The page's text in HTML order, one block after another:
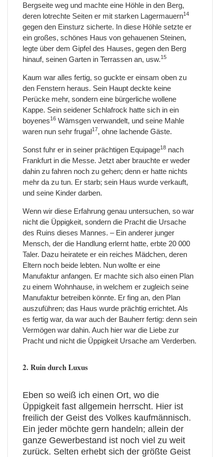
Bergseite weg und machte eine Höhle in den Berg,
deren lotrechte Seiten er mit starken Lagermauern14
gegen den Einsturz sicherte. In diese Höhle setzte er
ein großes, schönes Haus von gehauenen Steinen,
legte über dem Gipfel des Hauses, gegen den Berg
hinauf, seinen Garten in Terrassen an, usw.15
Kaum war alles fertig, so guckte er einsam oben zu
den Fenstern heraus. Sein Haupt deckte keine
Perücke mehr, sondern eine bürgerliche wollene
Kappe. Sein seidener Schlafrock hatte sich in ein
boyenes16 Wämsgen verwandelt, und seine Mahle
waren nun sehr frugal17, ohne lachende Gäste.
Sonst fuhr er in seiner prächtigen Equipage18 nach
Frankfurt in die Messe. Jetzt aber brauchte er weder
dahin zu fahren noch zu gehen; denn er hatte nichts
mehr da zu tun. Er starb; sein Haus wurde verkauft,
und seine Kinder darben.
Wenn wir diese Erfahrung genau untersuchen, so war
nicht die Üppigkeit, sondern die Pracht die Ursache
des Ruins dieses Mannes. – Ein anderer junger
Mensch, der die Handlung erlernt hatte, erbte 20 000
Taler. Dazu heiratete er ein reiches Mädchen, deren
Eltern noch beide lebten. Nun wollte er eine
Manufaktur anfangen. Er machte sich also einen Plan
zu einem Wohnhause, in welchem er zugleich seine
Manufaktur betreiben könnte. Er fing an, den Plan
auszuführen; das Haus wurde prächtig errichtet. Als
es fertig war, da war auch der Bauherr fertig: denn sein
Vermögen war dahin. Auch hier war die Liebe zur
Pracht und nicht die Üppigkeit Ursache am Verderben.
2. Ruin durch Luxus
Eben so weiß ich einen Ort, wo die
Üppigkeit fast allgemein herrscht. Hier ist
freilich der Geist des Volkes kaufmännisch.
Ein jeder möchte gern handeln; allein der
ganze Gewerbestand ist noch viel zu weit
zurück. Selten erhebt sich der größte Geist